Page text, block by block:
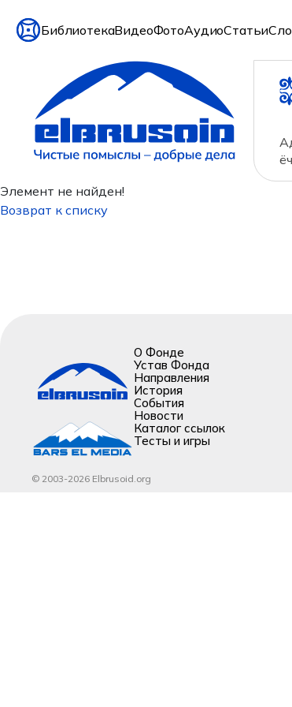
БиблиотекаВидеоФотоАудиоСтатьи
Элемент не найден!
Возврат к списку
О Фонде
Устав Фонда
Направления
История
События
Новости
Каталог ссылок
Тесты и игры
© 2003-2026 Elbrusoid.org